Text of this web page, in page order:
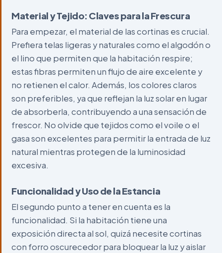
Material y Tejido: Claves para la Frescura
Para empezar, el material de las cortinas es crucial.
Prefiera telas ligeras y naturales como el algodón o
el lino que permiten que la habitación respire;
estas fibras permiten un flujo de aire excelente y
no retienen el calor. Además, los colores claros
son preferibles, ya que reflejan la luz solar en lugar
de absorberla, contribuyendo a una sensación de
frescor. No olvide que tejidos como el voile o el
gasa son excelentes para permitir la entrada de luz
natural mientras protegen de la luminosidad
excesiva.
Funcionalidad y Uso de la Estancia
El segundo punto a tener en cuenta es la
funcionalidad. Si la habitación tiene una
exposición directa al sol, quizá necesite cortinas
con forro oscurecedor para bloquear la luz y aislar